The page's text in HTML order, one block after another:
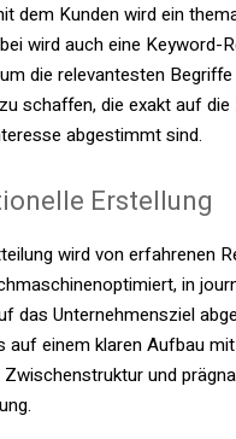
dem Kunden wird ein
wird auch eine Keyword-
die relevantesten
schaffen, die exakt auf die
abgestimmt sind.
Erstellung
wird von erfahrenen
in
das Unternehmensziel
auf einem klaren Aufbau
und